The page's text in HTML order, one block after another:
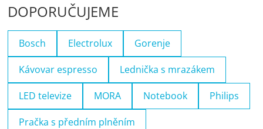
DOPORUČUJEME
Bosch Electrolux Gorenje
Kávovar espresso Lednička s mrazákem
LED televize MORA Notebook Philips
Pračka s předním plněním